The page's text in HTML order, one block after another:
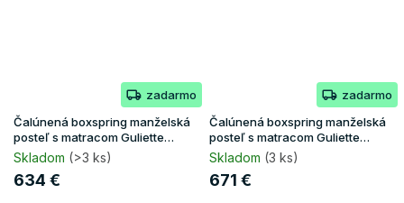
zadarmo
Čalúnená boxspring manželská
posteľ s matracom Guliette
160x200 - žltá
Skladom (>3 ks)
634 €
zadarmo
Čalúnená boxspring manželská
posteľ s matracom Guliette
180x200 - béžová
Skladom (3 ks)
671 €